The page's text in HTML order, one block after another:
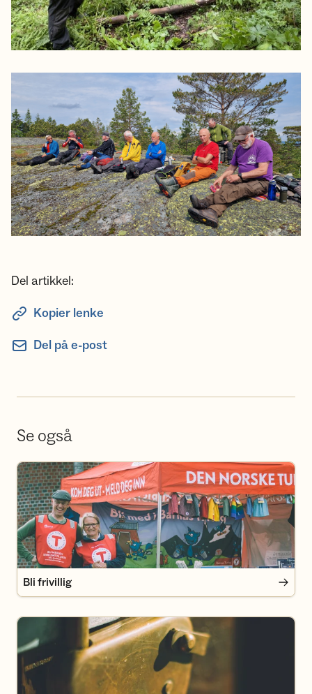
Del artikkel:
Kopier lenke
Del på e-post
Se også
Bli frivillig
Bli frivillig
Bli DNT-medlem